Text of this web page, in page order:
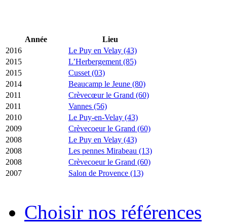
Année
Lieu
2016
Le Puy en Velay (43)
2015
L’Herbergement (85)
2015
Cusset (03)
2014
Beaucamp le Jeune (80)
2011
Crèvecœur le Grand (60)
2011
Vannes (56)
2010
Le Puy-en-Velay (43)
2009
Crèvecoeur le Grand (60)
2008
Le Puy en Velay (43)
2008
Les pennes Mirabeau (13)
2008
Crèvecoeur le Grand (60)
2007
Salon de Provence (13)
Choisir nos références